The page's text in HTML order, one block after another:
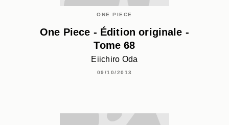
ONE PIECE
One Piece - Édition originale -
Tome 68
Eiichiro Oda
09/10/2013